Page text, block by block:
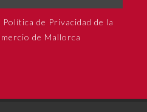
de Privacidad de la
de Mallorca